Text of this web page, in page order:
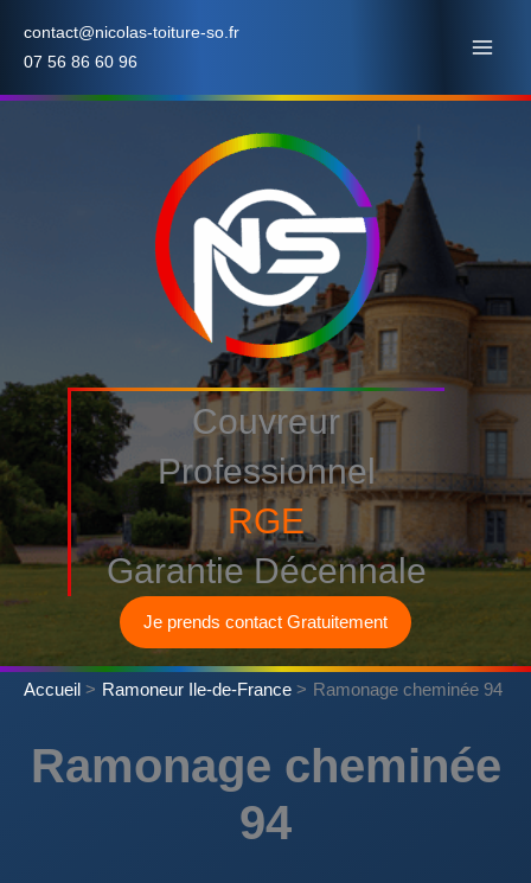
contenu
contact@nicolas-toiture-so.fr
07 56 86 60 96
Couvreur
Professionnel
RGE
Garantie Décennale
Je prends contact Gratuitement
Accueil Ramoneur Ile-de-France Ramonage cheminée 94
Ramonage cheminée
94